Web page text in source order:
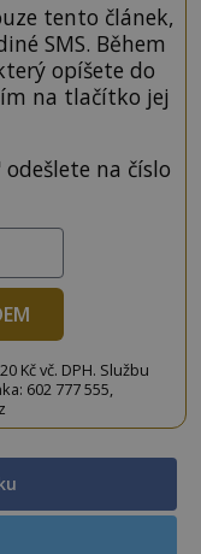
tento článek,
SMS. Během
opíšete do
na tlačítko jej
odešlete na číslo
Kč vč. DPH. Službu
602 777 555,